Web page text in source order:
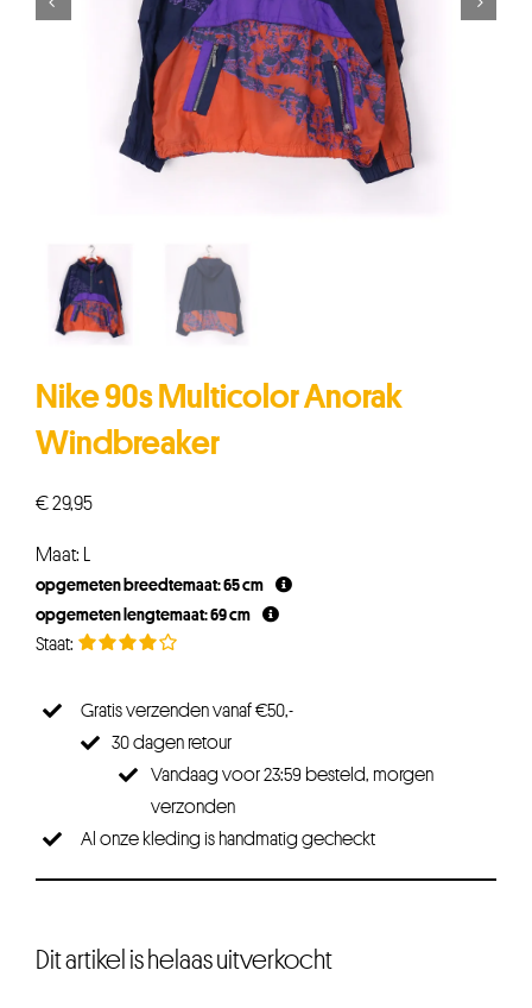
Nike 90s Multicolor Anorak
Windbreaker
€29,95
Maat: L
opgemeten breedtemaat: 65 cm
opgemeten lengtemaat: 69 cm
Gratis verzenden vanaf €50,-
30 dagen retour
Vandaag voor 23:59 besteld, morgen
verzonden
Al onze kleding is handmatig gecheckt
Dit artikel is helaas uitverkocht